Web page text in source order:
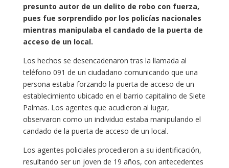
presunto autor de un delito de robo con fuerza,
pues fue sorprendido por los policías nacionales
mientras manipulaba el candado de la puerta de
acceso de un local.
Los hechos se desencadenaron tras la llamada al
teléfono 091 de un ciudadano comunicando que una
persona estaba forzando la puerta de acceso de un
establecimiento ubicado en el barrio capitalino de Siete
Palmas. Los agentes que acudieron al lugar,
observaron como un individuo estaba manipulando el
candado de la puerta de acceso de un local.
Los agentes policiales procedieron a su identificación,
resultando ser un joven de 19 años, con antecedentes